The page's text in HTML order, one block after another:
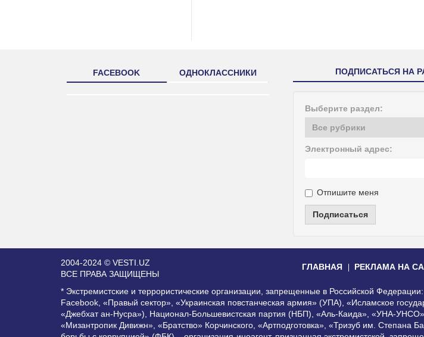
FACEBOOK ОДНОКЛАССНИКИ ПОДПИСАТЬСЯ НА
Выберите раздел:
Электронный адрес:
Отпишите меня
Подписаться
2004-2024 © VESTI.UZ
ВСЕ ПРАВА ЗАЩИЩЕНЫ
ГЛАВНАЯ РЕКЛАМА НА
* Экстремистские и террористические организации, запрещенные в Российской
Facebook, «Правый сектор», «Украинская повстанческая армия» (УПА), «Исламское
«Джебхат ан-Нусра»), Национал-Большевистская партия (НБП), «Аль-Каида», «УНА-
«Мизантропик Дивижн», «Братство» Корчинского, «Артподготовка», «Тризуб им.